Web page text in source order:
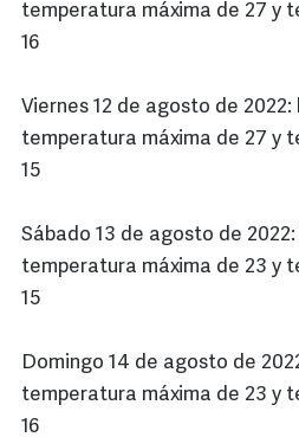
temperatura máxima de 27 y
16
Viernes 12 de agosto de
temperatura máxima de 27 y
15
Sábado 13 de agosto de
temperatura máxima de 23 y
15
Domingo 14 de agosto de
temperatura máxima de 23 y
16